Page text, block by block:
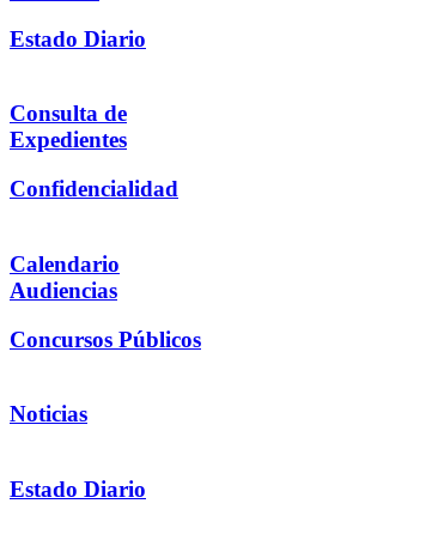
Estado Diario
Consulta de
Expedientes
Confidencialidad
Calendario
Audiencias
Concursos Públicos
Noticias
Estado Diario